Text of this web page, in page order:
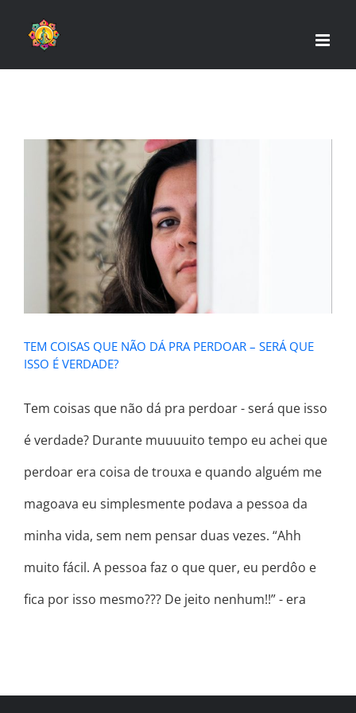
TEM COISAS QUE NÃO DÁ PRA
PERDOAR – SERÁ QUE ISSO É
VERDADE?
TEM COISAS QUE NÃO DÁ PRA PERDOAR – SERÁ QUE
ISSO É VERDADE?
Tem coisas que não dá pra perdoar - será que isso
é verdade? Durante muuuuito tempo eu achei que
perdoar era coisa de trouxa e quando alguém me
magoava eu simplesmente podava a pessoa da
minha vida, sem nem pensar duas vezes. “Ahh
muito fácil. A pessoa faz o que quer, eu perdôo e
fica por isso mesmo??? De jeito nenhum!!” - era